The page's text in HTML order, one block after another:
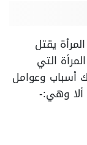
يقتل
التي
أسباب وعوامل
ألا وهي:-